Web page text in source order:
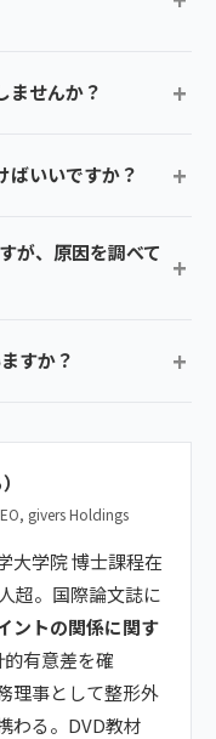
ませんか？
ばいいですか？
が、原因を調べて
すか？
givers Holdings
大学院 博士課程在
超。国際論文誌に
ントの関係に関す
有意差を確
理事として整形外
わる。DVD教材